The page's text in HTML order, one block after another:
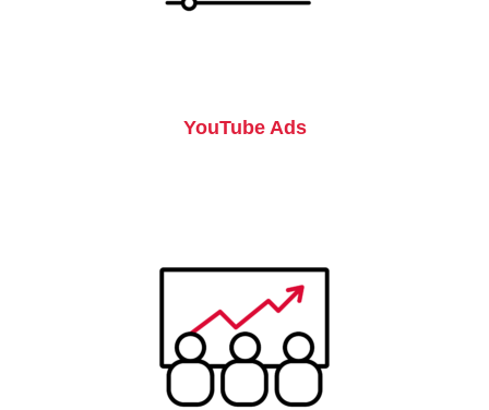
YouTube Ads